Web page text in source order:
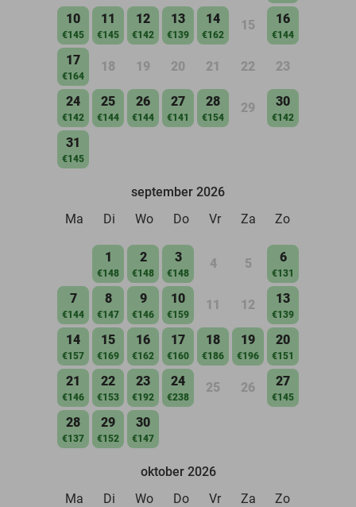
10
€145
11
€145
12
€142
13
€139
14
€162
15 16
€144
17
€164
18 19 20 21 22 23
24
€142
25
€144
26
€144
27
€141
28
€154
29 30
€142
31
€145
september 2026
Ma
Di Wo Do Vr Za Zo
1
€148
2
€148
3
€148
4 5 6
€131
7
€144
8
€147
9
€146
10
€159
11 12 13
€139
14
€157
15
€169
16
€162
17
€160
18
€186
19
€196
20
€151
21
€146
22
€153
23
€192
24
€238
25 26 27
€145
28
€137
29
€152
30
€147
oktober 2026
Ma
Di Wo Do Vr Za Zo